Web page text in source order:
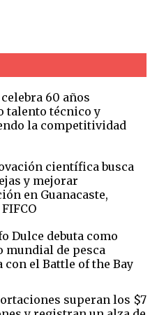
60 años
talento técnico y
la competitividad
científica busca
y mejorar
en Guanacaste,
Dulce debuta como
mundial de pesca
con el Battle of the Bay
superan los $7